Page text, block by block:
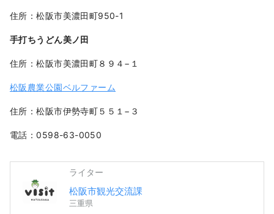
住所：松阪市美濃田町950-1
手打ちうどん美ノ田
住所：松阪市美濃田町８９４−１
松阪農業公園ベルファーム
住所：松阪市伊勢寺町５５１−３
電話：0598-63-0050
ライター
松阪市観光交流課
三重県